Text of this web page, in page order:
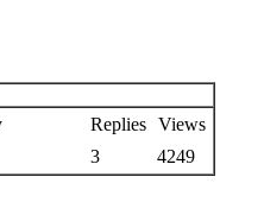
Replies
Views
3 4249